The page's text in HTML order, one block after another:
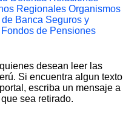
Regionales Organismos
Banca Seguros y
de Pensiones
desean leer las
Si encuentra algun texto
escriba un mensaje a
sea retirado.